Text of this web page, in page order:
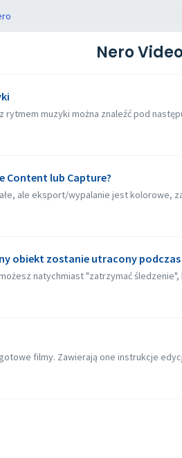
Nero
muzyki można znaleźć pod
Content lub Capture?
ale eksport/wypalanie jest kolorowe,
obiekt zostanie utracony podczas
natychmiast "zatrzymać
filmy. Zawierają one instrukcje